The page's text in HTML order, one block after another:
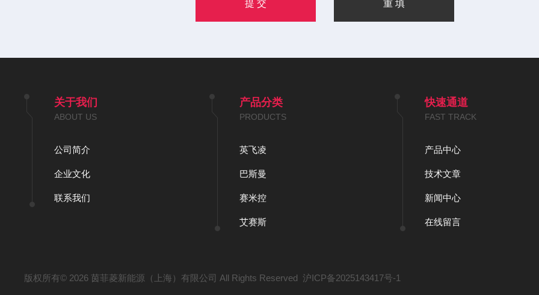
关于我们
ABOUT US
公司简介
企业文化
联系我们
产品分类
PRODUCTS
英飞凌
巴斯曼
赛米控
艾赛斯
快速通道
FAST TRACK
产品中心
技术文章
新闻中心
在线留言
版权所有© 2026 茵菲菱新能源（上海）有限公司 All Rights Reserved 沪ICP备2025143417号-1